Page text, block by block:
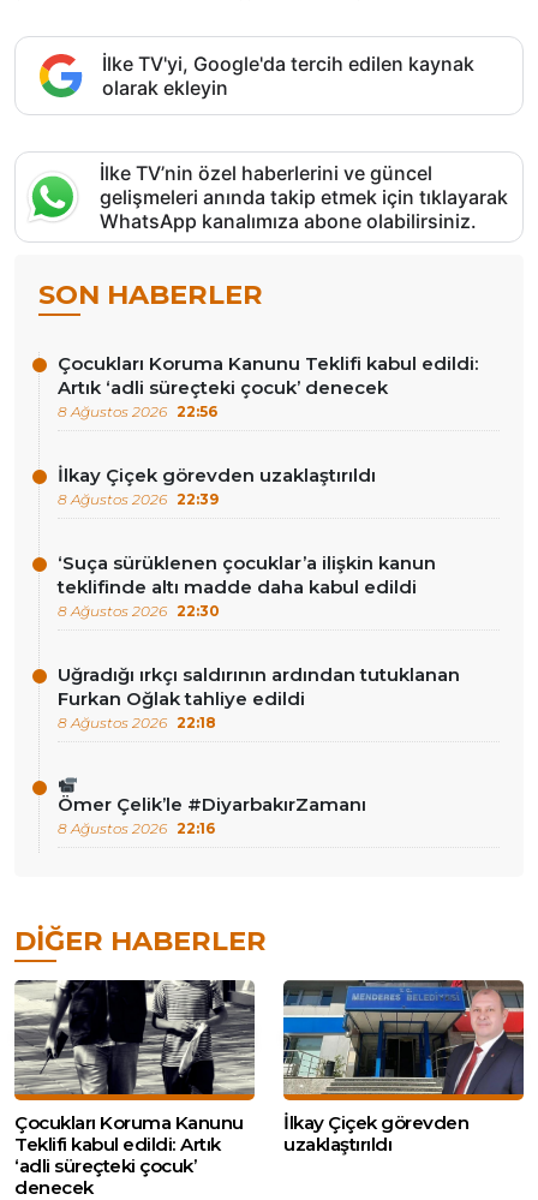
İlke TV'yi, Google'da tercih edilen kaynak
olarak ekleyin
İlke TV’nin özel haberlerini ve güncel
gelişmeleri anında takip etmek için tıklayarak
WhatsApp kanalımıza abone olabilirsiniz.
SON HABERLER
Çocukları Koruma Kanunu Teklifi kabul edildi:
Artık ‘adli süreçteki çocuk’ denecek
8 Ağustos 2026 22:56
İlkay Çiçek görevden uzaklaştırıldı
8 Ağustos 2026 22:39
‘Suça sürüklenen çocuklar’a ilişkin kanun
teklifinde altı madde daha kabul edildi
8 Ağustos 2026 22:30
Uğradığı ırkçı saldırının ardından tutuklanan
Furkan Oğlak tahliye edildi
8 Ağustos 2026 22:18
Ömer Çelik’le #DiyarbakırZamanı
8 Ağustos 2026 22:16
DIĞER HABERLER
Çocukları Koruma Kanunu
Teklifi kabul edildi: Artık
‘adli süreçteki çocuk’
denecek
İlkay Çiçek görevden
uzaklaştırıldı